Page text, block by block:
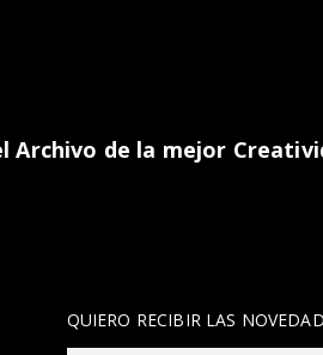
Archivo de la mejor
QUIERO RECIBIR LAS